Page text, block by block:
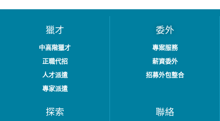
獵才
中高階獵才
正職代招
人才派遣
專家派遣
委外
專案服務
薪資委外
招募外包整合
探索 聯絡